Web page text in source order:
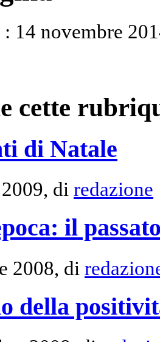
14 novembre
cette
di Natale
di redazione
il
2008, di
della